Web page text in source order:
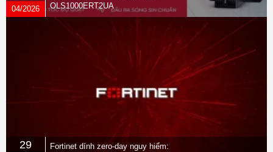
04/2026
OLS1000ERT2UA
29
Fortinet dính zero-day nguy hiểm: